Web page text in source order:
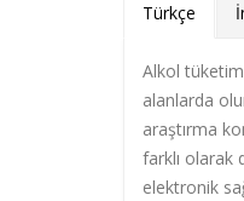
Türkçe
Alkol
alanlarda
araştırma
farklı olarak
elektronik